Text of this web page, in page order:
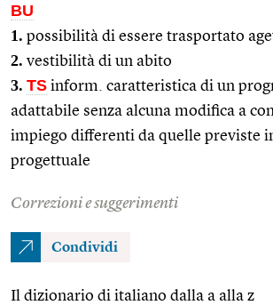
BU
1. possibilità di essere trasportato
2. vestibilità di un abito
3. TS inform. caratteristica di un
adattabile senza alcuna modifica a
impiego differenti da quelle previste
progettuale
Correzioni e suggerimenti
Condividi
Il dizionario di italiano dalla a alla z